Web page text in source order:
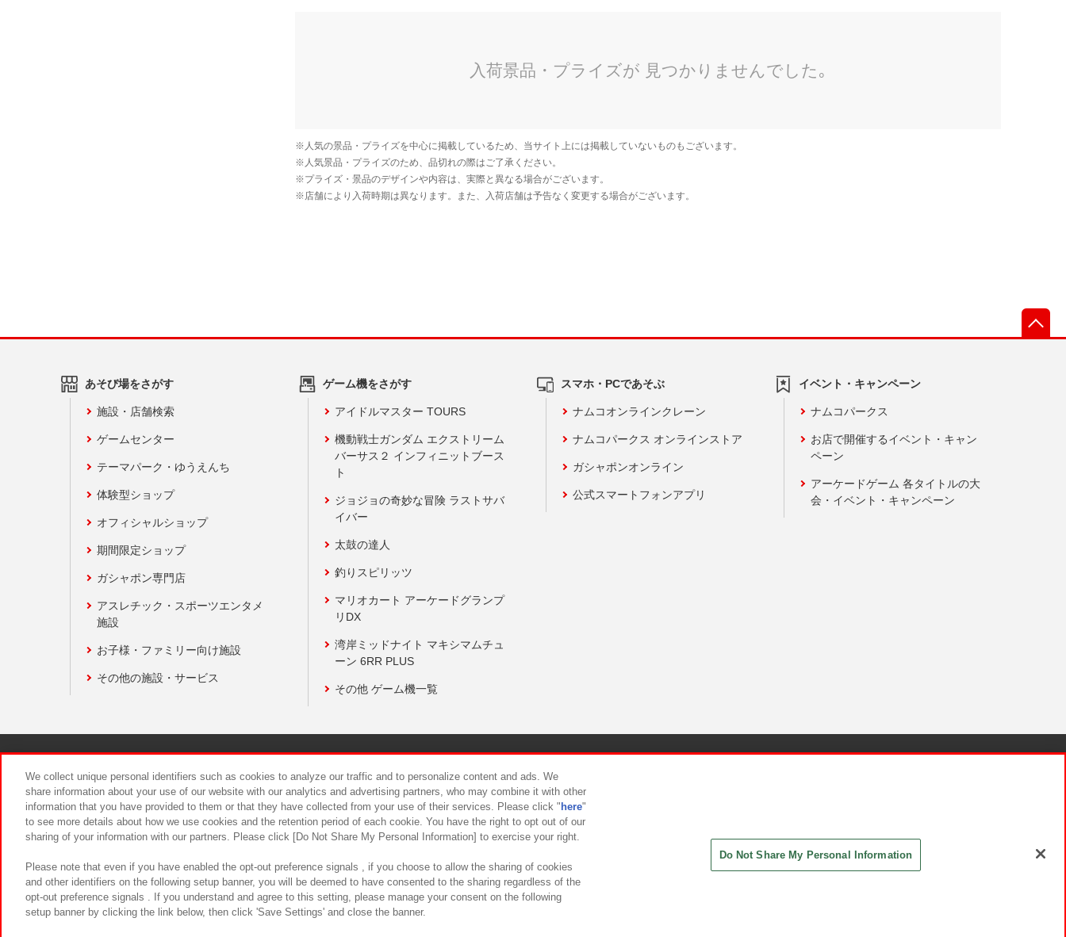
あそび場をさがす
施設・店舗検索
ゲームセンター
テーマパーク・ゆうえんち
体験型ショップ
オフィシャルショップ
期間限定ショップ
ガシャポン専門店
アスレチック・スポーツエンタメ
施設
お子様・ファミリー向け施設
その他の施設・サービス
ゲーム機をさがす
アイドルマスター TOURS
機動戦士ガンダム エクストリーム
バーサス２ インフィニットブース
ト
ジョジョの奇妙な冒険 ラストサバ
イバー
太鼓の達人
釣りスピリッツ
マリオカート アーケードグランプ
リDX
湾岸ミッドナイト マキシマムチュ
ーン 6RR PLUS
その他 ゲーム機一覧
スマホ・PCであそぶ
ナムコオンラインクレーン
ナムコパークス オンラインストア
ガシャポンオンライン
公式スマートフォンアプリ
イベント・キャンペーン
ナムコパークス
お店で開催するイベント・キャン
ペーン
アーケードゲーム 各タイトルの大
会・イベント・キャンペーン
食品のご提供について カスタマーハラスメント対応方針
We collect unique personal identifiers such as cookies to analyze our traffic and to personalize content and ads. We
share information about your use of our website with our analytics and advertising partners, who may combine it with other
information that you have provided to them or that they have collected from your use of their services. Please click " here"
to see more details about how we use cookies and the retention period of each cookie. You have the right to opt out of our
sharing of your information with our partners. Please click [Do Not Share My Personal Information] to exercise your right.
Please note that even if you have enabled the opt-out preference signals , if you choose to allow the sharing of cookies
and other identifiers on the following setup banner, you will be deemed to have consented to the sharing regardless of the
opt-out preference signals . If you understand and agree to this setting, please manage your consent on the following
setup banner by clicking the link below, then click 'Save Settings' and close the banner.
Do Not Share My Personal Information